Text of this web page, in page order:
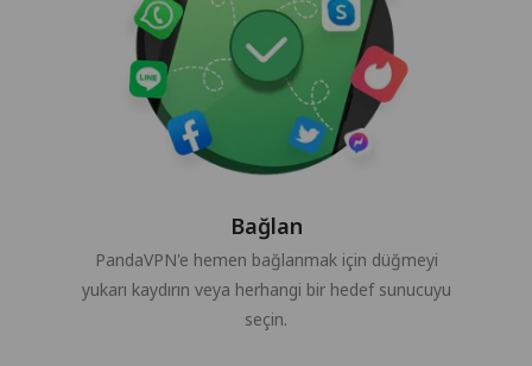
Bağlan
PandaVPN'e hemen bağlanmak için düğmeyi
yukarı kaydırın veya herhangi bir hedef sunucuyu
seçin.